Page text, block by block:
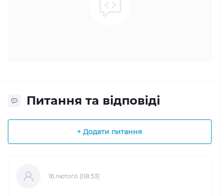
Питання та відповіді
+ Додати питання
16 лютого (08:53)